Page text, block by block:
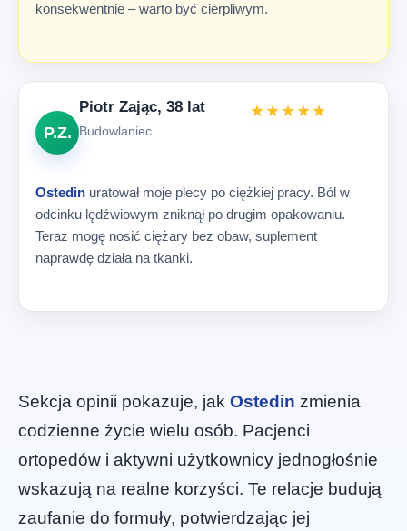
konsekwentnie – warto być cierpliwym.
P.Z.
Piotr Zając, 38 lat
Budowlaniec
★★★★★
Ostedin uratował moje plecy po ciężkiej pracy. Ból w
odcinku lędźwiowym zniknął po drugim opakowaniu.
Teraz mogę nosić ciężary bez obaw, suplement
naprawdę działa na tkanki.
Sekcja opinii pokazuje, jak Ostedin zmienia
codzienne życie wielu osób. Pacjenci
ortopedów i aktywni użytkownicy jednogłośnie
wskazują na realne korzyści. Te relacje budują
zaufanie do formuły, potwierdzając jej